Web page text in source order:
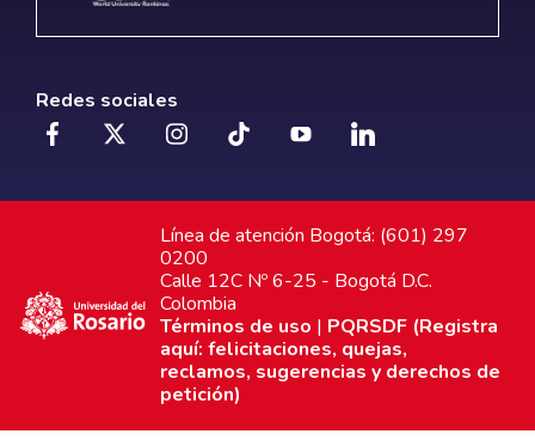
Redes sociales
Línea de atención Bogotá: (601) 297
0200
Calle 12C Nº 6-25 - Bogotá D.C.
Colombia
Términos de uso | PQRSDF (Registra
aquí: felicitaciones, quejas,
reclamos, sugerencias y derechos de
petición)